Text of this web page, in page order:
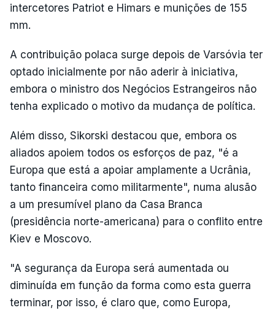
intercetores Patriot e Himars e munições de 155
mm.
A contribuição polaca surge depois de Varsóvia ter
optado inicialmente por não aderir à iniciativa,
embora o ministro dos Negócios Estrangeiros não
tenha explicado o motivo da mudança de política.
Além disso, Sikorski destacou que, embora os
aliados apoiem todos os esforços de paz, "é a
Europa que está a apoiar amplamente a Ucrânia,
tanto financeira como militarmente", numa alusão
a um presumível plano da Casa Branca
(presidência norte-americana) para o conflito entre
Kiev e Moscovo.
"A segurança da Europa será aumentada ou
diminuída em função da forma como esta guerra
terminar, por isso, é claro que, como Europa,